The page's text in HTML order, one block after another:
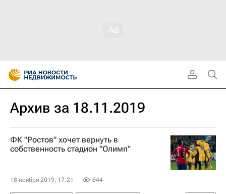
Архив за 18.11.2019
ФК "Ростов" хочет вернуть в
собственность стадион "Олимп"
18 ноября 2019, 17:21 644